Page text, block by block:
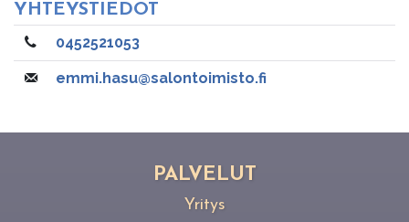
YH­TEYS­TIE­DOT
0452521053
emmi.hasu@salontoimisto.fi
PAL­VE­LUT
Yritys